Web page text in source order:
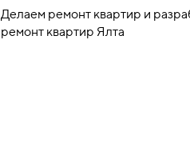
Делаем ремонт квартир и
ремонт квартир Ялта